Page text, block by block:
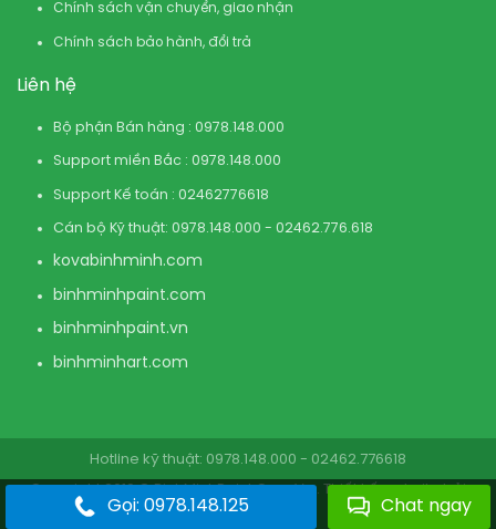
Chính sách vận chuyển, giao nhận
Chính sách bảo hành, đổi trả
Liên hệ
Bộ phận Bán hàng : 0978.148.000
Support miền Bắc : 0978.148.000
Support Kế toán : 02462776618
Cán bộ Kỹ thuật: 0978.148.000 - 02462.776.618
kovabinhminh.com
binhminhpaint.com
binhminhpaint.vn
binhminhart.com
Hotline kỹ thuật: 0978.148.000 - 02462.776618
Copyright 2019 © BinhMinhPaint.Com.Vn . Thiết kế website bởi
BinhMinhPaint.Com
Gọi: 0978.148.125 Chat ngay